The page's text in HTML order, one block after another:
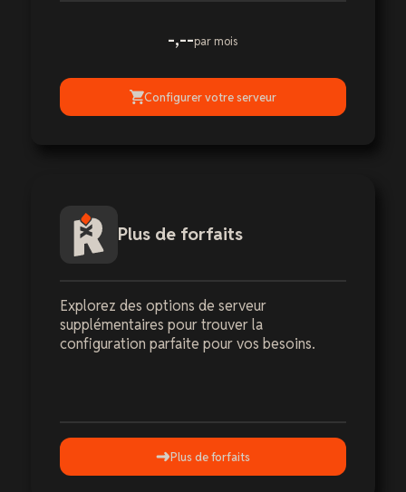
-,--par mois
Configurer votre serveur
Plus de forfaits
Explorez des options de serveur
supplémentaires pour trouver la
configuration parfaite pour vos besoins.
Plus de forfaits